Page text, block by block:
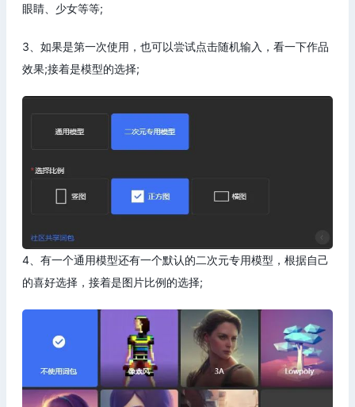
眼睛、少女等等;
3、如果是第一次使用，也可以尝试点击随机输入，看一下作品
效果;接着是模型的选择;
4、有一个通用模型还有一个默认的二次元专用模型，根据自己
的喜好选择，接着是图片比例的选择;